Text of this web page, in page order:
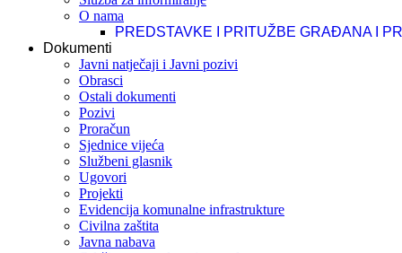
O nama
PREDSTAVKE I PRITUŽBE GRAĐANA I
Dokumenti
Javni natječaji i Javni pozivi
Obrasci
Ostali dokumenti
Pozivi
Proračun
Sjednice vijeća
Službeni glasnik
Ugovori
Projekti
Evidencija komunalne infrastrukture
Civilna zaštita
Javna nabava